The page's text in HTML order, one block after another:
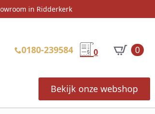
in Ridderkerk
0180-239584 0 0
Bekijk onze webshop